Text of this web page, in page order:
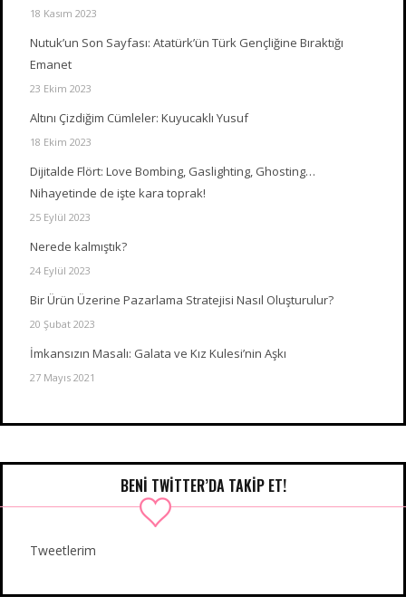
18 Kasım 2023
Nutuk’un Son Sayfası: Atatürk’ün Türk Gençliğine Bıraktığı
Emanet
23 Ekim 2023
Altını Çizdiğim Cümleler: Kuyucaklı Yusuf
18 Ekim 2023
Dijitalde Flört: Love Bombing, Gaslighting, Ghosting…
Nihayetinde de işte kara toprak!
25 Eylül 2023
Nerede kalmıştık?
24 Eylül 2023
Bir Ürün Üzerine Pazarlama Stratejisi Nasıl Oluşturulur?
20 Şubat 2023
İmkansızın Masalı: Galata ve Kız Kulesi’nin Aşkı
27 Mayıs 2021
BENI TWITTER’DA TAKIP ET!
Tweetlerim